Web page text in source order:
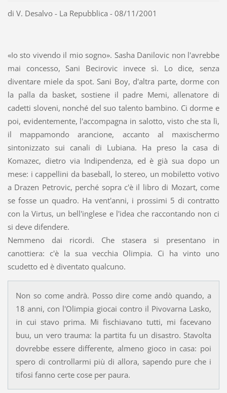
di V. Desalvo - La Repubblica - 08/11/2001
«Io sto vivendo il mio sogno». Sasha Danilovic non l'avrebbe
mai concesso, Sani Becirovic invece sì. Lo dice, senza
diventare miele da spot. Sani Boy, d'altra parte, dorme con
la palla da basket, sostiene il padre Memi, allenatore di
cadetti sloveni, nonché del suo talento bambino. Ci dorme e
poi, evidentemente, l'accompagna in salotto, visto che sta lì,
il mappamondo arancione, accanto al maxischermo
sintonizzato sui canali di Lubiana. Ha preso la casa di
Komazec, dietro via Indipendenza, ed è già sua dopo un
mese: i cappellini da baseball, lo stereo, un mobiletto votivo
a Drazen Petrovic, perché sopra c'è il libro di Mozart, come
se fosse un quadro. Ha vent'anni, i prossimi 5 di contratto
con la Virtus, un bell'inglese e l'idea che raccontando non ci
si deve difendere.
Nemmeno dai ricordi. Che stasera si presentano in
canottiera: c'è la sua vecchia Olimpia. Ci ha vinto uno
scudetto ed è diventato qualcuno.
Non so come andrà. Posso dire come andò quando, a
18 anni, con l'Olimpia giocai contro il Pivovarna Lasko,
in cui stavo prima. Mi fischiavano tutti, mi facevano
buu, un vero trauma: la partita fu un disastro. Stavolta
dovrebbe essere differente, almeno gioco in casa: poi
spero di controllarmi più di allora, sapendo pure che i
tifosi fanno certe cose per paura.